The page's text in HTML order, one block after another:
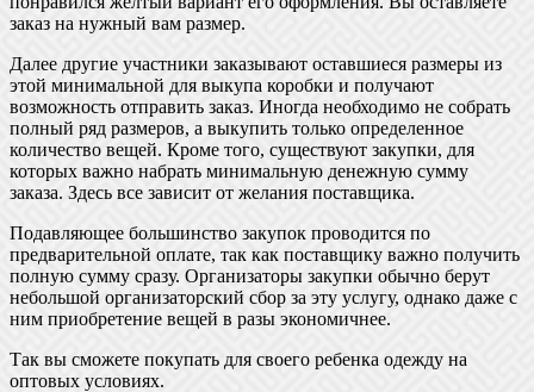
заказ на нужный вам размер.
Далее другие участники заказывают оставшиеся размеры из
этой минимальной для выкупа коробки и получают
возможность отправить заказ. Иногда необходимо не собрать
полный ряд размеров, а выкупить только определенное
количество вещей. Кроме того, существуют закупки, для
которых важно набрать минимальную денежную сумму
заказа. Здесь все зависит от желания поставщика.
Подавляющее большинство закупок проводится по
предварительной оплате, так как поставщику важно получить
полную сумму сразу. Организаторы закупки обычно берут
небольшой организаторский сбор за эту услугу, однако даже с
ним приобретение вещей в разы экономичнее.
Так вы сможете покупать для своего ребенка одежду на
оптовых условиях.